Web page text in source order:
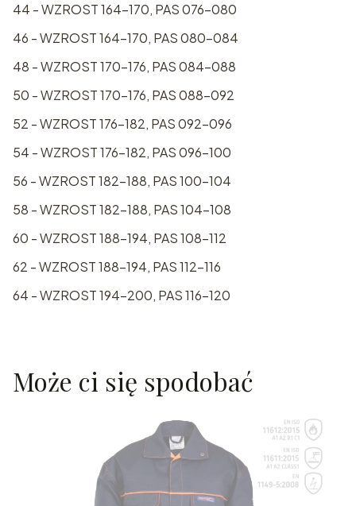
44 - WZROST 164-170, PAS 076-080
46 - WZROST 164-170, PAS 080-084
48 - WZROST 170-176, PAS 084-088
50 - WZROST 170-176, PAS 088-092
52 - WZROST 176-182, PAS 092-096
54 - WZROST 176-182, PAS 096-100
56 - WZROST 182-188, PAS 100-104
58 - WZROST 182-188, PAS 104-108
60 - WZROST 188-194, PAS 108-112
62 - WZROST 188-194, PAS 112-116
64 - WZROST 194-200, PAS 116-120
Może ci się spodobać